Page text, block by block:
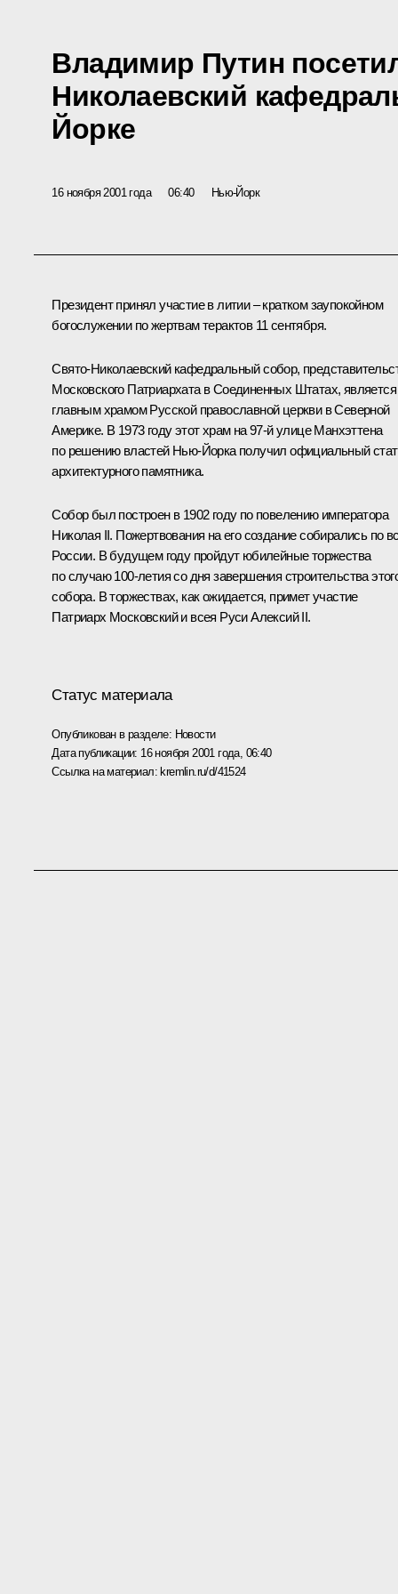
Владимир Путин
Николаевский
Йорке
16 ноября 2001 года 06:40 Нью-Йорк
Президент принял участие в литии – кратком заупокойном
богослужении по жертвам терактов 11 сентября.
Свято-Николаевский кафедральный собор,
Московского Патриархата в Соединенных Штатах, является
главным храмом Русской православной церкви в Северной
Америке. В 1973 году этот храм на 97-й улице Манхэттена
по решению властей Нью-Йорка получил официальный
архитектурного памятника.
Собор был построен в 1902 году по повелению императора
Николая II. Пожертвования на его создание собирались по
России. В будущем году пройдут юбилейные торжества
по случаю 100-летия со дня завершения строительства
собора. В торжествах, как ожидается, примет участие
Патриарх Московский и всея Руси Алексий II.
Статус материала
Опубликован в разделе: Новости
Дата публикации: 16 ноября 2001 года, 06:40
Ссылка на материал:kremlin.ru/d/41524